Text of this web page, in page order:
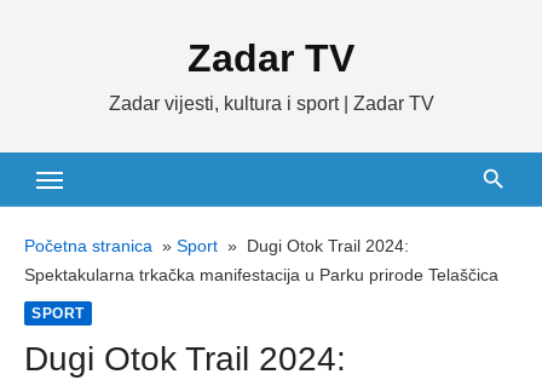
Zadar TV
Zadar vijesti, kultura i sport | Zadar TV
Početna stranica » Sport » Dugi Otok Trail 2024:
Spektakularna trkačka manifestacija u Parku prirode Telaščica
SPORT
Dugi Otok Trail 2024: